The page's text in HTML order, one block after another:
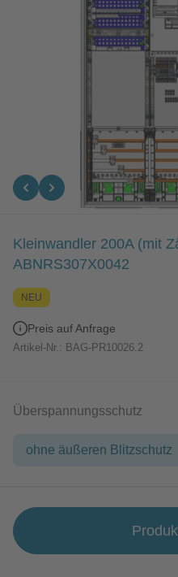
Kleinwandler 200A (mit
ABNRS307X0042
NEU
Preis auf Anfrage
Artikel-Nr.: BAG-PR10026.2
Überspannungsschutz
ohne äußeren Blitzschutz